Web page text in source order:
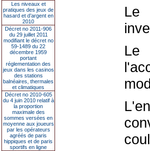
Les niveaux et
pratiques des jeux de
hasard et d’argent en
2010
Décret no 2011-906
du 29 juillet 2011
modifiant le décret no
59-1489 du 22
décembre 1959
portant
réglementation des
jeux dans les casinos
des stations
balnéaires, thermales
et climatiques
Décret no 2010-605
du 4 juin 2010 relatif à
la proportion
maximale des
sommes versées en
moyenne aux joueurs
par les opérateurs
agréés de paris
hippiques et de paris
sportifs en ligne
Le
Le